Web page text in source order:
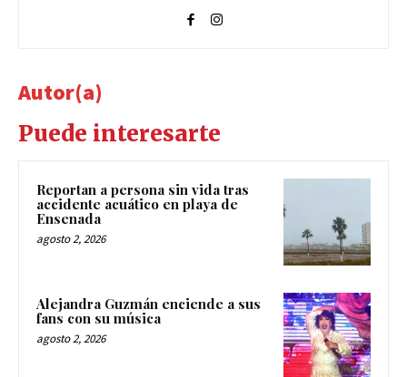
Autor(a)
Puede interesarte
Reportan a persona sin vida tras
accidente acuático en playa de
Ensenada
agosto 2, 2026
Alejandra Guzmán enciende a sus
fans con su música
agosto 2, 2026